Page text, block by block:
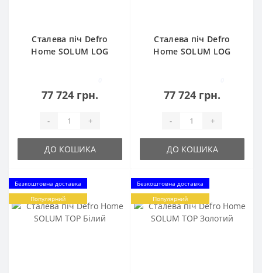
Сталева піч Defro
Home SOLUM LOG
77 724 грн.
- +
ДО КОШИКА
Сталева піч Defro
Home SOLUM LOG
77 724 грн.
- +
ДО КОШИКА
Безкоштовна доставка
Популярний
Безкоштовна доставка
Популярний